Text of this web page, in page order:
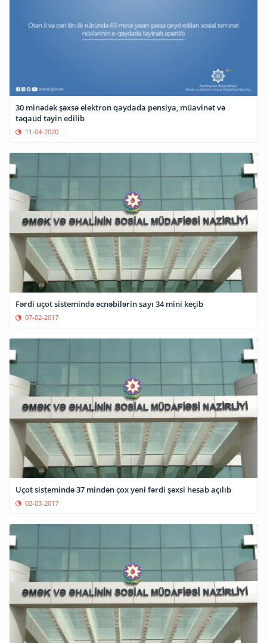
30 minədək şəxsə elektron qaydada pensiya, müavinət və
təqaüd təyin edilib
11-04-2020
Fərdi uçot sistemində əcnəbilərin sayı 34 mini keçib
07-02-2017
Uçot sistemində 37 mindən çox yeni fərdi şəxsi hesab açılıb
02-03-2017